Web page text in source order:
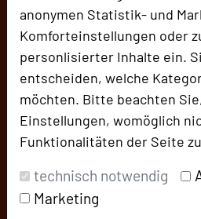
anonymen Statistik- und
Komforteinstellungen oder
personlisierter Inhalte ein.
entscheiden, welche
möchten. Bitte beachten
Einstellungen, womöglich
Funktionalitäten der Seite
technisch notwendig
Marketing
+49 451 1404-403
Email
Homepage
zur Tagungsanfrage
Diese Location